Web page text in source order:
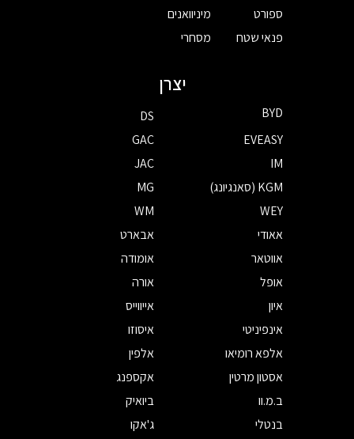
ספורט
פנאי שטח
מיניוואנים
מסחרי
יצרן
BYD
DS
EVEASY
GAC
IM
JAC
KGM (סאנגיונג)
MG
WEY
WM
אאודי
אבארט
אווטאר
אומודה
אופל
אורה
איון
אייווייס
אינפיניטי
איסוזו
אלפא רומיאו
אלפין
אסטון מרטין
אקספנג
ב.מ.וו
ביואיק
בנטלי
ג'אקו